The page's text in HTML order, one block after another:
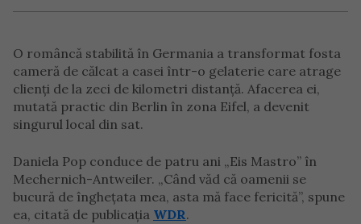
O româncă stabilită în Germania a transformat fosta
cameră de călcat a casei într-o gelaterie care atrage
clienți de la zeci de kilometri distanță. Afacerea ei,
mutată practic din Berlin în zona Eifel, a devenit
singurul local din sat.
Daniela Pop conduce de patru ani „Eis Mastro” în
Mechernich-Antweiler. „Când văd că oamenii se
bucură de înghețata mea, asta mă face fericită”, spune
ea, citată de publicația WDR.